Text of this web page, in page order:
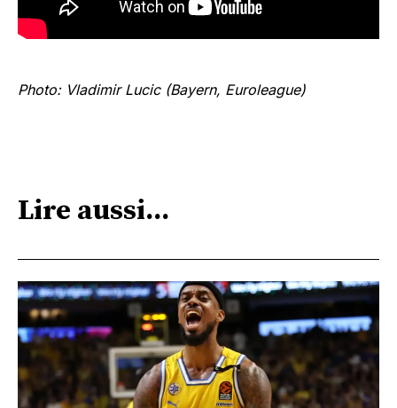
Photo: Vladimir Lucic (Bayern, Euroleague)
Lire aussi...